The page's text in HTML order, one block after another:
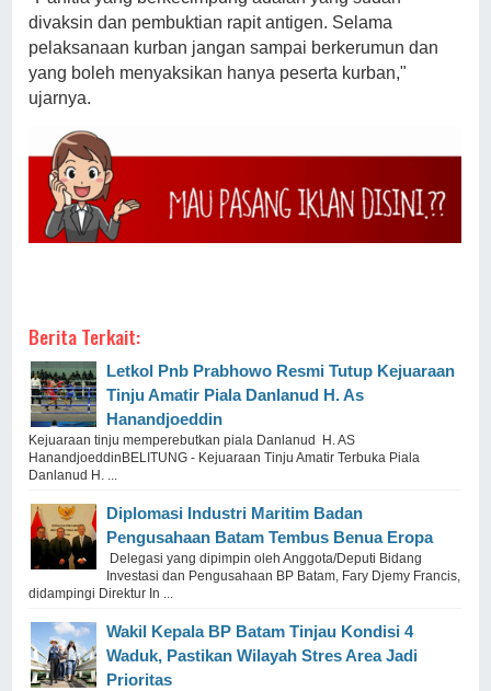
divaksin dan pembuktian rapit antigen. Selama
pelaksanaan kurban jangan sampai berkerumun dan
yang boleh menyaksikan hanya peserta kurban,"
ujarnya.
Berita Terkait:
Letkol Pnb Prabhowo Resmi Tutup Kejuaraan
Tinju Amatir Piala Danlanud H. As
Hanandjoeddin
Kejuaraan tinju memperebutkan piala Danlanud H. AS
HanandjoeddinBELITUNG - Kejuaraan Tinju Amatir Terbuka Piala
Danlanud H. ...
Diplomasi Industri Maritim Badan
Pengusahaan Batam Tembus Benua Eropa
Delegasi yang dipimpin oleh Anggota/Deputi Bidang
Investasi dan Pengusahaan BP Batam, Fary Djemy Francis,
didampingi Direktur In ...
Wakil Kepala BP Batam Tinjau Kondisi 4
Waduk, Pastikan Wilayah Stres Area Jadi
Prioritas